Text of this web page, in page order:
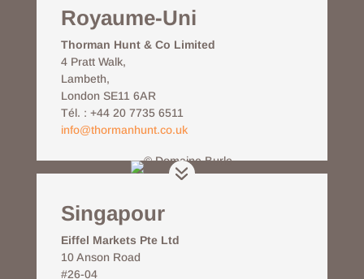
Royaume-Uni
Thorman Hunt & Co Limited
4 Pratt Walk,
Lambeth,
London SE11 6AR
Tél. : +44 20 7735 6511
info@thormanhunt.co.uk
Singapour
Eiffel Markets Pte Ltd
10 Anson Road
#26-04